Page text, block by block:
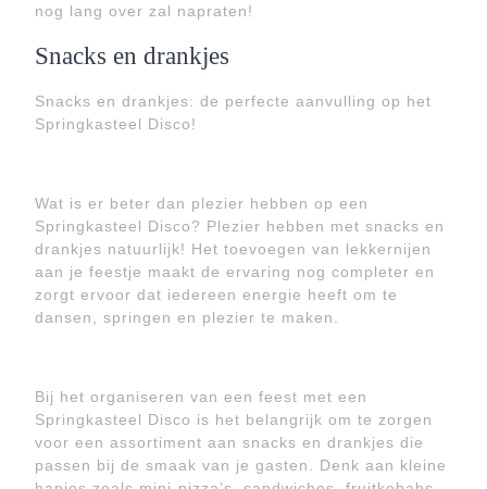
nog lang over zal napraten!
Snacks en drankjes
Snacks en drankjes: de perfecte aanvulling op het
Springkasteel Disco!
Wat is er beter dan plezier hebben op een
Springkasteel Disco? Plezier hebben met snacks en
drankjes natuurlijk! Het toevoegen van lekkernijen
aan je feestje maakt de ervaring nog completer en
zorgt ervoor dat iedereen energie heeft om te
dansen, springen en plezier te maken.
Bij het organiseren van een feest met een
Springkasteel Disco is het belangrijk om te zorgen
voor een assortiment aan snacks en drankjes die
passen bij de smaak van je gasten. Denk aan kleine